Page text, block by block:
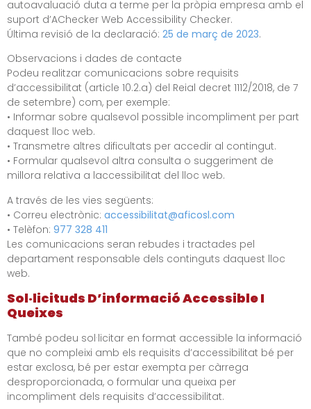
autoavaluació duta a terme per la pròpia empresa amb el
suport d’AChecker Web Accessibility Checker.
Última revisió de la declaració: 25 de març de 2023.
Observacions i dades de contacte
Podeu realitzar comunicacions sobre requisits
d’accessibilitat (article 10.2.a) del Reial decret 1112/2018, de 7
de setembre) com, per exemple:
• Informar sobre qualsevol possible incompliment per part
daquest lloc web.
• Transmetre altres dificultats per accedir al contingut.
• Formular qualsevol altra consulta o suggeriment de
millora relativa a laccessibilitat del lloc web.
A través de les vies següents:
• Correu electrònic: accessibilitat@aficosl.com
• Telèfon: 977 328 411
Les comunicacions seran rebudes i tractades pel
departament responsable dels continguts daquest lloc
web.
Sol·licituds D’informació Accessible I
Queixes
També podeu sol·licitar en format accessible la informació
que no compleixi amb els requisits d’accessibilitat bé per
estar exclosa, bé per estar exempta per càrrega
desproporcionada, o formular una queixa per
incompliment dels requisits d’accessibilitat.